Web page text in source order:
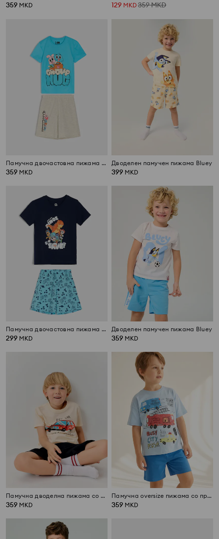
359 MKD 129 MKD 359MKD
Памучна двочастовна пижама со принт The Amazing World Of Gumball
359 MKD
Дводелен памучен пижама Bluey
399 MKD
Памучна двочастовна пижама со принт PAW Patrol
299 MKD
Дводелен памучен пижама Bluey
359 MKD
Памучна дводелна пижама со печат на автомобил
359 MKD
Памучна oversize пижама со принт
359 MKD